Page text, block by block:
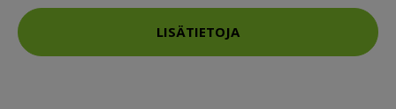
LISÄTIETOJA